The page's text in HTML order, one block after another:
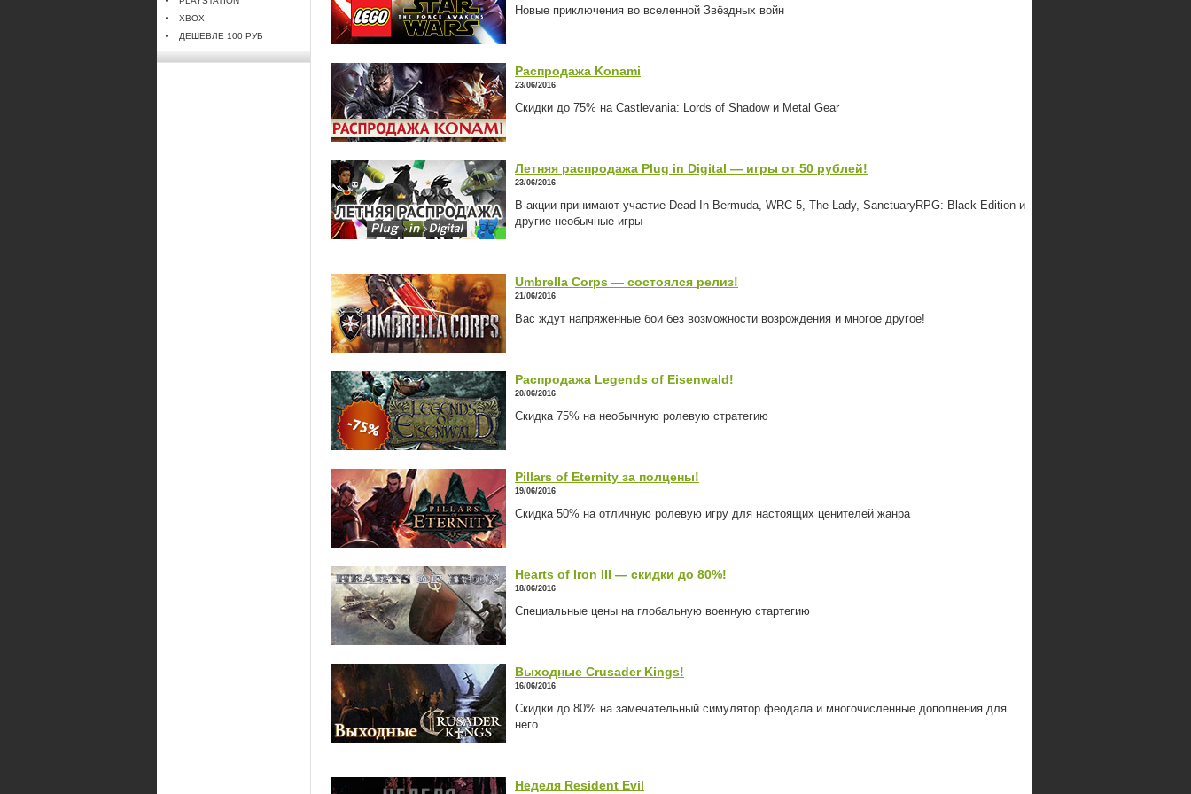
XBOX
ДЕШЕВЛЕ 100 РУБ
Новые приключения во вселенной Звёздных войн
Распродажа Konami
23/06/2016
Скидки до 75% на Castlevania: Lords of Shadow и Metal Gear
Летняя распродажа Plug in Digital — игры от 50 рублей!
23/06/2016
В акции принимают участие Dead In Bermuda, WRC 5, The Lady, SanctuaryRPG: Black Edition и
другие необычные игры
Umbrella Corps — состоялся релиз!
21/06/2016
Вас ждут напряженные бои без возможности возрождения и многое другое!
Распродажа Legends of Eisenwald!
20/06/2016
Скидка 75% на необычную ролевую стратегию
Pillars of Eternity за полцены!
19/06/2016
Скидка 50% на отличную ролевую игру для настоящих ценителей жанра
Hearts of Iron III — скидки до 80%!
18/06/2016
Специальные цены на глобальную военную стартегию
Выходные Crusader Kings!
16/06/2016
Скидки до 80% на замечательный симулятор феодала и многочисленные дополнения для
него
Неделя Resident Evil